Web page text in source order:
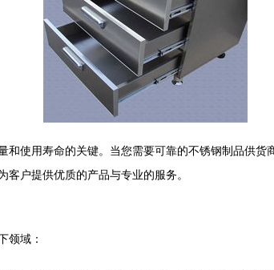
使用寿命的关键。当您需要可靠的不锈钢制品供
户提供优质的产品与专业的服务。
领域：